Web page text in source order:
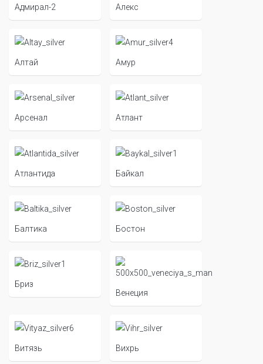
Адмирал-2 Алекс
Алтай Амур
Арсенал Атлант
Атлантида Байкал
Балтика Бостон
Бриз
Венеция
Витязь Вихрь